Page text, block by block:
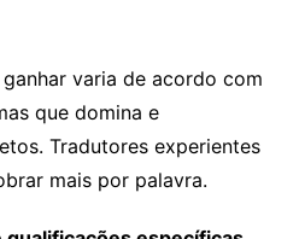
varia de acordo com
que domina e
Tradutores experientes
mais por palavra.